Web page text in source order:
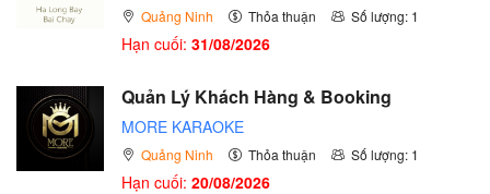
Quảng Ninh Thỏa thuận Số lượng: 1
Hạn cuối: 31/08/2026
Quản Lý Khách Hàng & Booking
MORE KARAOKE
Quảng Ninh Thỏa thuận Số lượng: 1
Hạn cuối: 20/08/2026